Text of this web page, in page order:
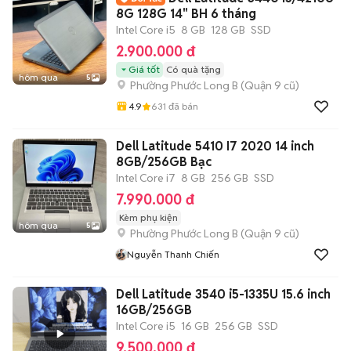
hôm qua 5
8G 128G 14" BH 6 tháng
Intel Core i5 8 GB 128 GB SSD
2.900.000 đ
Giá tốt Có quà tặng
Phường Phước Long B (Quận 9 cũ)
4.9 631 đã bán
hôm qua 5
Dell Latitude 5410 I7 2020 14 inch
8GB/256GB Bạc
Intel Core i7 8 GB 256 GB SSD
7.990.000 đ
Kèm phụ kiện
Phường Phước Long B (Quận 9 cũ)
Nguyễn Thanh Chiến
Dell Latitude 3540 i5-1335U 15.6 inch
16GB/256GB
Intel Core i5 16 GB 256 GB SSD
9.500.000 đ